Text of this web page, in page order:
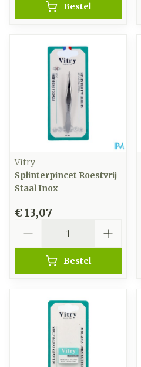
Bestel
Vitry
Splinterpincet Roestvrij
Staal Inox
€ 13,07
Bestel